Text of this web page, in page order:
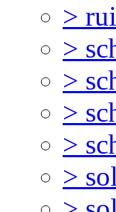
>
>
>
>
>
>